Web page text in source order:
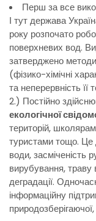
Перш за все
І тут держава
року розпочато
поверхневих вод.
затверджено
(фізико-хімічні
та неперервність її
2.) Постійно
екологічної
територій,
туристами тощо. Це
води, засміченість
вирубування, траву
деградації.
інформаційну